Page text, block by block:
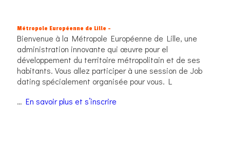
Métropole Européenne de Lille –
Bienvenue à la Métropole Européenne de Lille, une
administration innovante qui œuvre pour el
développement du territoire métropolitain et de ses
habitants. Vous allez participer à une session de Job
dating spécialement organisée pour vous. L
… En savoir plus et s’inscrire